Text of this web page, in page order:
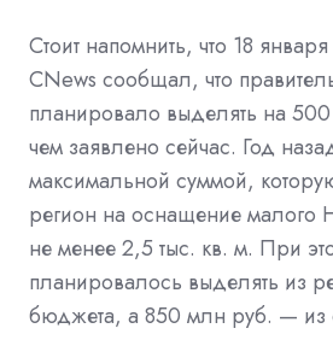
Стоит напомнить, что 18
CNews сообщал, что
планировало выделять на
чем заявлено сейчас. Год
максимальной суммой,
регион на оснащение
не менее 2,5 тыс. кв. м. При
планировалось выделять из
бюджета, а 850 млн руб. — из